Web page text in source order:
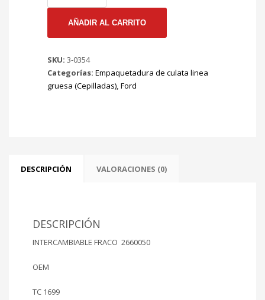
EMP
CULATA
GRUESA
MTO.240/300.
4.916
c.c
104.5mm
AÑADIR AL CARRITO
SKU: 3-0354
Categorías: Empaquetadura de culata linea
gruesa (Cepilladas), Ford
DESCRIPCIÓN VALORACIONES (0)
DESCRIPCIÓN
INTERCAMBIABLE FRACO 2660050
OEM
TC 1699